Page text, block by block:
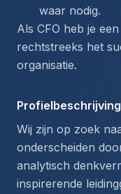
waar nodig.
Als CFO heb je
rechtstreeks het
organisatie.
Profielbeschrijving
Wij zijn op zoek
onderscheiden
analytisch
inspirerende